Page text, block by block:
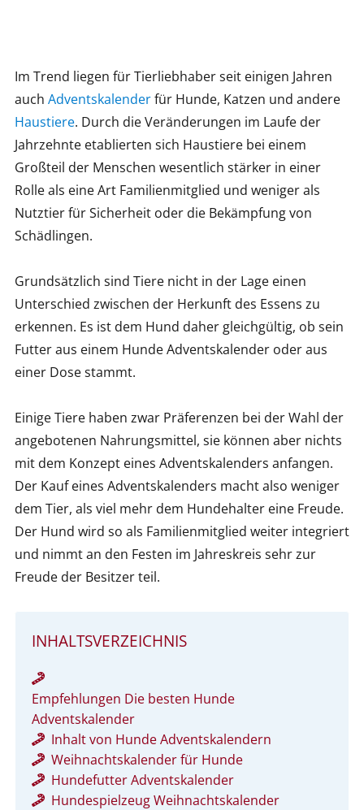
Im Trend liegen für Tierliebhaber seit einigen Jahren
auch Adventskalenderfür Hunde, Katzen und andere
Haustiere. Durch die Veränderungen im Laufe der
Jahrzehnte etablierten sich Haustiere bei einem
Großteil der Menschen wesentlich stärker in einer
Rolle als eine Art Familienmitglied und weniger als
Nutztier für Sicherheit oder die Bekämpfung von
Schädlingen.
Grundsätzlich sind Tiere nicht in der Lage einen
Unterschied zwischen der Herkunft des Essens zu
erkennen. Es ist dem Hund daher gleichgültig, ob sein
Futter aus einem Hunde Adventskalender oder aus
einer Dose stammt.
Einige Tiere haben zwar Präferenzen bei der Wahl der
angebotenen Nahrungsmittel, sie können aber nichts
mit dem Konzept eines Adventskalenders anfangen.
Der Kauf eines Adventskalenders macht also weniger
dem Tier, als viel mehr dem Hundehalter eine Freude.
Der Hund wird so als Familienmitglied weiter integriert
und nimmt an den Festen im Jahreskreis sehr zur
Freude der Besitzer teil.
INHALTSVERZEICHNIS
Empfehlungen Die besten Hunde
Adventskalender
Inhalt von Hunde Adventskalendern
Weihnachtskalender für Hunde
Hundefutter Adventskalender
Hundespielzeug Weihnachtskalender